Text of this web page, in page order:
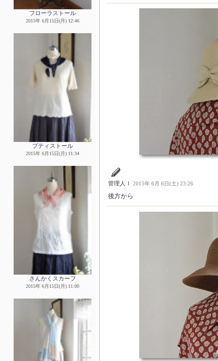
フローラストール
2015年 6月15日(月) 12:46
プティストール
2015年 6月15日(月) 11:34
さんかくスカーフ
2015年 6月15日(月) 11:00
管理人Ｉ 2015年 6月 6日(土) 23:26
後方から